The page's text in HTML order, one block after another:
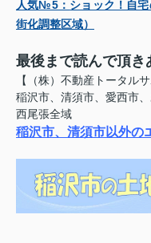
人気№5： ショック！自
街化調整区域）
最後まで読んで頂き
【（株）不動産トータル
稲沢市、清須市、愛西市
西尾張全域
稲沢市、清須市以外の